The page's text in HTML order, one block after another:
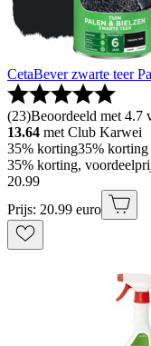
CetaBever zwarte teer
(23)Beoordeeld met 4.7
13.64 met Club Karwei
35% korting35% korting
35% korting,
20.99
Prijs: 20.99 euro